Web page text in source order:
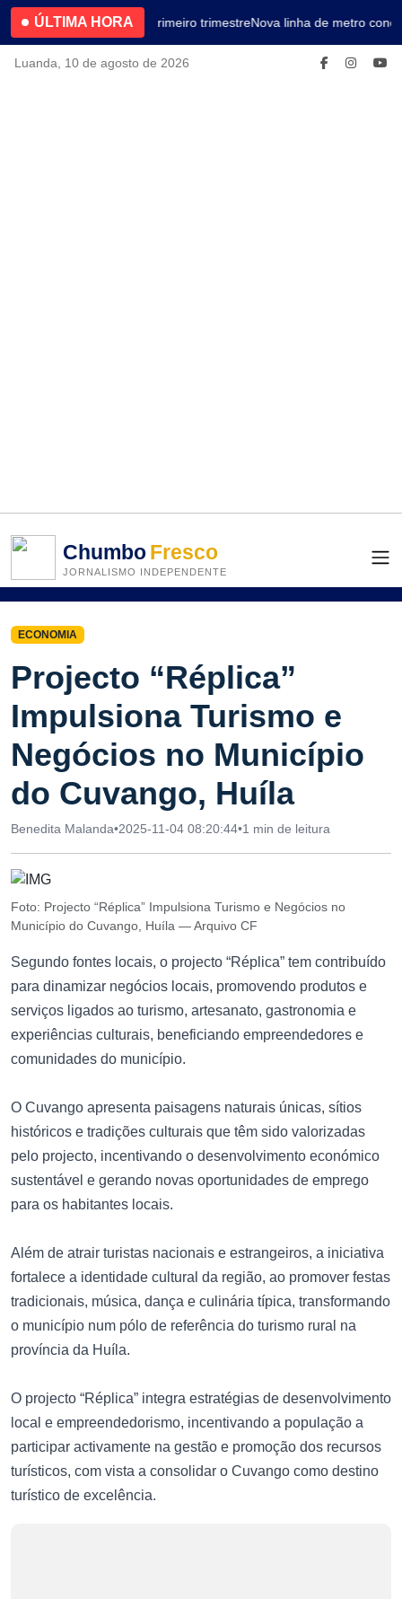
ÚLTIMA HORA4.2% no primeiro trimestreNova linha de metro
Luanda, 10 de agosto de 2026
ChumboFresco
JORNALISMO INDEPENDENTE
ECONOMIA
Projecto “Réplica”
Impulsiona Turismo e
Negócios no Município
do Cuvango, Huíla
Benedita Malanda•2025-11-04 08:20:44•1 min de leitura
Foto: Projecto “Réplica” Impulsiona Turismo e Negócios no
Município do Cuvango, Huíla — Arquivo CF
Segundo fontes locais, o projecto “Réplica” tem contribuído
para dinamizar negócios locais, promovendo produtos e
serviços ligados ao turismo, artesanato, gastronomia e
experiências culturais, beneficiando empreendedores e
comunidades do município.
O Cuvango apresenta paisagens naturais únicas, sítios
históricos e tradições culturais que têm sido valorizadas
pelo projecto, incentivando o desenvolvimento económico
sustentável e gerando novas oportunidades de emprego
para os habitantes locais.
Além de atrair turistas nacionais e estrangeiros, a iniciativa
fortalece a identidade cultural da região, ao promover festas
tradicionais, música, dança e culinária típica, transformando
o município num pólo de referência do turismo rural na
província da Huíla.
O projecto “Réplica” integra estratégias de desenvolvimento
local e empreendedorismo, incentivando a população a
participar activamente na gestão e promoção dos recursos
turísticos, com vista a consolidar o Cuvango como destino
turístico de excelência.